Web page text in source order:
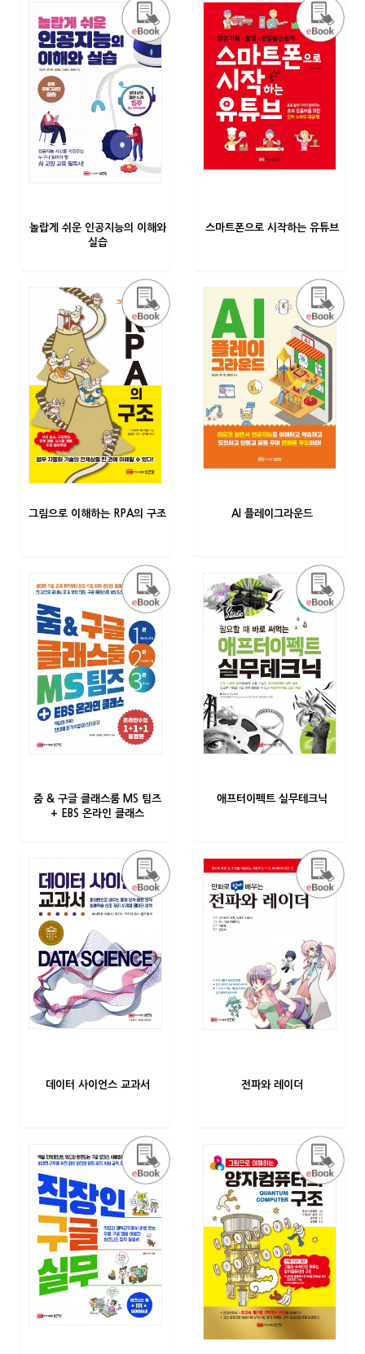
놀랍게 쉬운 인공지능의 이해와
실습
스마트폰으로 시작하는 유튜브
그림으로 이해하는 RPA의 구조 AI 플레이그라운드
줌 & 구글 클래스룸 MS 팀즈
+ EBS 온라인 클래스
애프터이펙트 실무테크닉
데이터 사이언스 교과서 전파와 레이더